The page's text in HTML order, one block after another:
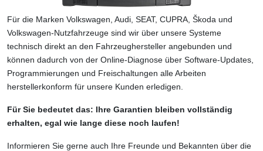
Für die Marken Volkswagen, Audi, SEAT, CUPRA, Škoda und
Volkswagen-Nutzfahrzeuge sind wir über unsere Systeme
technisch direkt an den Fahrzeughersteller angebunden und
können dadurch von der Online-Diagnose über Software-Updates,
Programmierungen und Freischaltungen alle Arbeiten
herstellerkonform für unsere Kunden erledigen.
Für Sie bedeutet das: Ihre Garantien bleiben vollständig
erhalten, egal wie lange diese noch laufen!
Informieren Sie gerne auch Ihre Freunde und Bekannten über die